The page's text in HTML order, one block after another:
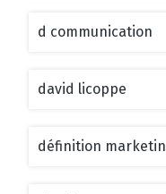
d communication
david licoppe
définition